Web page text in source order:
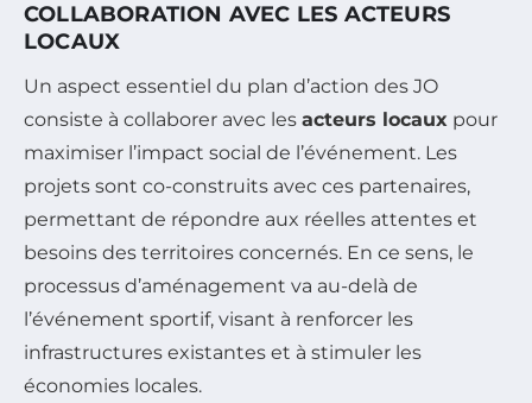
COLLABORATION AVEC LES ACTEURS
LOCAUX
Un aspect essentiel du plan d’action des JO
consiste à collaborer avec les acteurs locaux pour
maximiser l’impact social de l’événement. Les
projets sont co-construits avec ces partenaires,
permettant de répondre aux réelles attentes et
besoins des territoires concernés. En ce sens, le
processus d’aménagement va au-delà de
l’événement sportif, visant à renforcer les
infrastructures existantes et à stimuler les
économies locales.